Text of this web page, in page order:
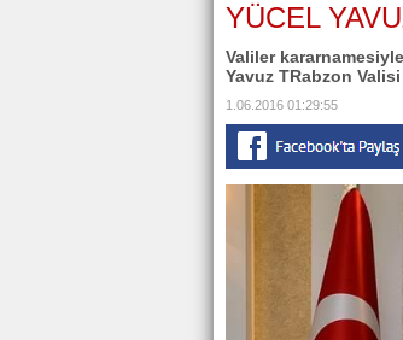
YÜCEL
Valiler
Yavuz TRabzon Valisi
1.06.2016 01:29:55